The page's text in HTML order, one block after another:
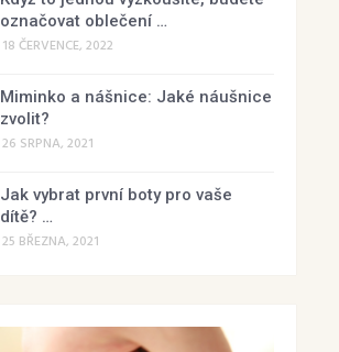
označovat oblečení …
18 ČERVENCE, 2022
Miminko a nášnice: Jaké náušnice
zvolit?
26 SRPNA, 2021
Jak vybrat první boty pro vaše
dítě? …
25 BŘEZNA, 2021